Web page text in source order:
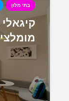
בתי מלון